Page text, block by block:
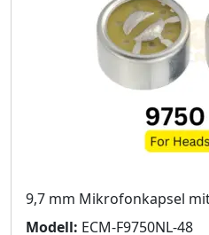
9,7 mm Mikrofonkapsel
Modell: ECM-F9750NL-48